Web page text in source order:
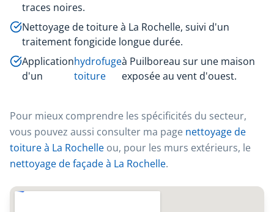
traces noires.
Nettoyage de toiture à La Rochelle, suivi d'un
traitement fongicide longue durée.
Application
d'un
hydrofuge
toiture
à Puilboreau sur une maison
exposée au vent d'ouest.
Pour mieux comprendre les spécificités du secteur,
vous pouvez aussi consulter ma page nettoyage de
toiture à La Rochelle ou, pour les murs extérieurs, le
nettoyage de façade à La Rochelle.